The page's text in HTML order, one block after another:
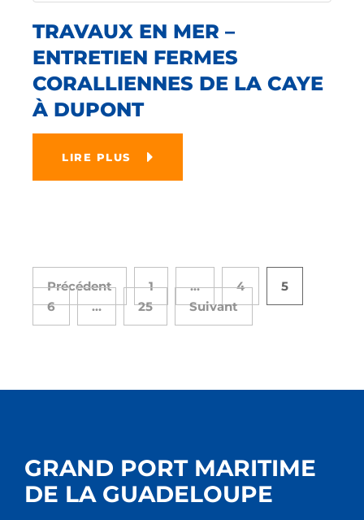
TRAVAUX EN MER –
ENTRETIEN FERMES
CORALLIENNES DE LA CAYE
À DUPONT
LIRE PLUS
Précédent 1 … 4
5
6
… 25 Suivant
GRAND PORT MARITIME
DE LA GUADELOUPE